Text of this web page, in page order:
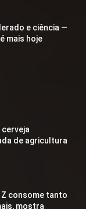
e ciência —
mais hoje
de agricultura
Z consome tanto
mostra